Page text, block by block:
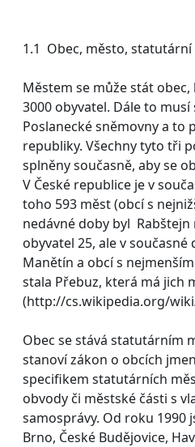
1.1 Obec, město, statutární
Městem se může stát
3000 obyvatel. Dále to
Poslanecké sněmovny a to
republiky. Všechny tyto tři
splněny současně, aby se
V České republice je v
toho 593 měst (obcí s
nedávné doby byl
obyvatel 25, ale v
Manětín a obcí s
stala Přebuz, která má jich
(http://cs.wikipedia.org/wiki/
Obec se stává statutárním
stanoví zákon o obcích
specifikem statutárních
obvody či městské části s
samosprávy. Od roku
Brno, České Budějovice,